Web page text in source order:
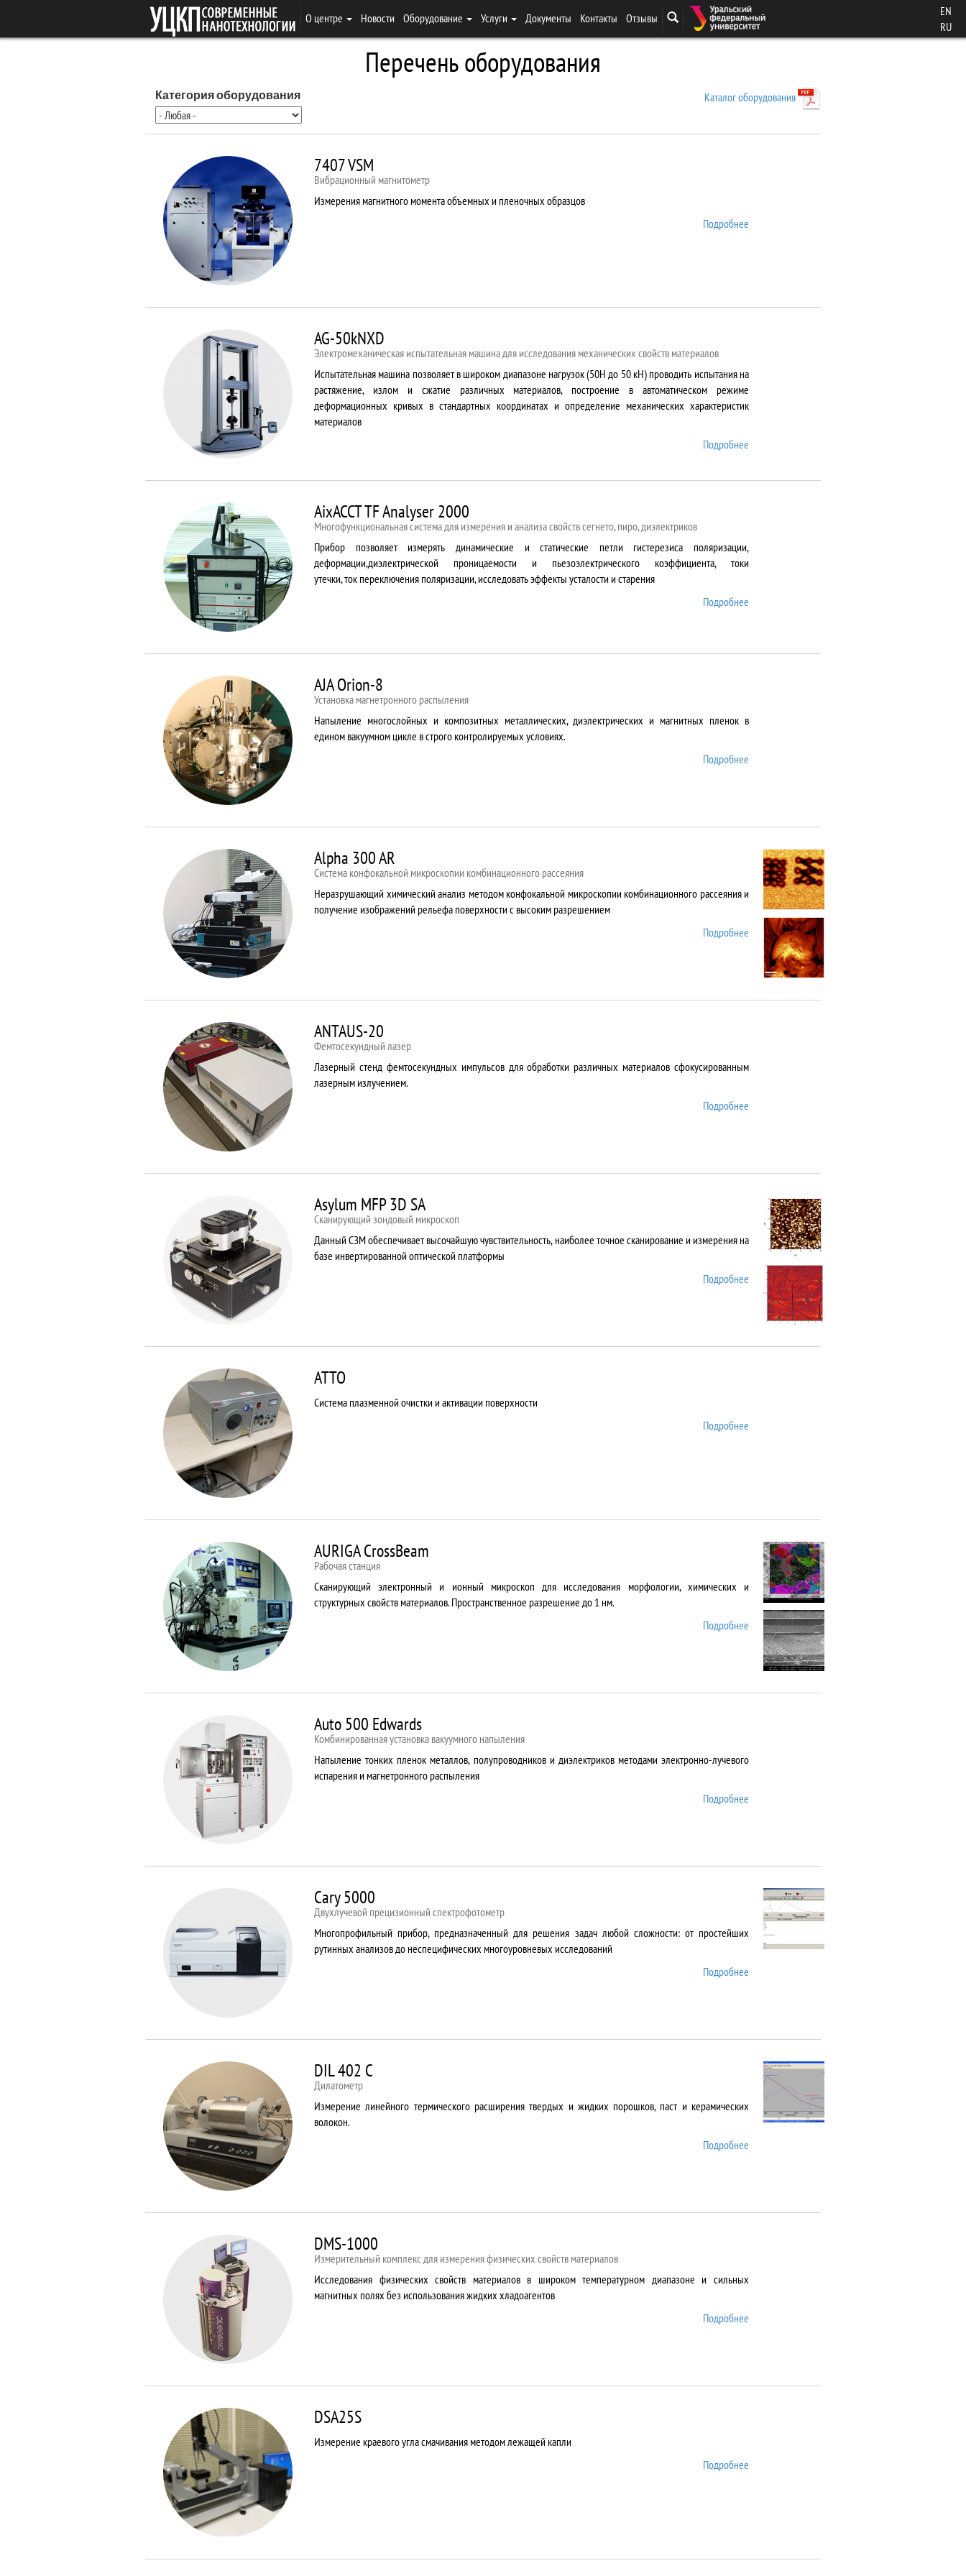
О центре Новости Оборудование Услуги Документы Контакты Отзывы
EN
RU
Перечень оборудования
Каталог оборудования
Категория оборудования
7407 VSM
Вибрационный магнитометр
Измерения магнитного момента объемных и пленочных образцов
Подробнее
AG-50kNXD
Электромеханическая испытательная машина для исследования механических свойств материалов
Испытательная машина позволяет в широком диапазоне нагрузок (50Н до 50 кН) проводить испытания на
растяжение, излом и сжатие различных материалов, построение в автоматическом режиме
деформационных кривых в стандартных координатах и определение механических характеристик
материалов
Подробнее
AixACCT TF Analyser 2000
Многофункциональная система для измерения и анализа свойств сегнето, пиро, диэлектриков
Прибор позволяет измерять динамические и статические петли гистерезиса поляризации,
деформации,диэлектрической проницаемости и пьезоэлектрического коэффициента, токи
утечки, ток переключения поляризации, исследовать эффекты усталости и старения
Подробнее
AJA Orion-8
Установка магнетронного распыления
Напыление многослойных и композитных металлических, диэлектрических и магнитных пленок в
едином вакуумном цикле в строго контролируемых условиях.
Подробнее
Alpha 300 AR
Система конфокальной микроскопии комбинационного рассеяния
Неразрушающий химический анализ методом конфокальной микроскопии комбинационного рассеяния и
получение изображений рельефа поверхности с высоким разрешением
Подробнее о Alpha 300 AR
ANTAUS-20
Фемтосекундный лазер
Лазерный стенд фемтосекундных импульсов для обработки различных материалов сфокусированным
лазерным излучением.
Подробнее
Asylum MFP 3D SA
Сканирующий зондовый микроскоп
Данный СЗМ обеспечивает высочайшую чувствительность, наиболее точное сканирование и измерения на
базе инвертированной оптической платформы
Подробнее о Asylum MFP 3D SA
ATTO
Система плазменной очистки и активации поверхности
Подробнее
AURIGA CrossBeam
Рабочая станция
Сканирующий электронный и ионный микроскоп для исследования морфологии, химических и
структурных свойств материалов. Пространственное разрешение до 1 нм.
Подробнее о AURIGA CrossBeam
Auto 500 Edwards
Комбинированная установка вакуумного напыления
Напыление тонких пленок металлов, полупроводников и диэлектриков методами электронно-лучевого
испарения и магнетронного распыления
Подробнее
Cary 5000
Двухлучевой прецизионный спектрофотометр
Многопрофильный прибор, предназначенный для решения задач любой сложности: от простейших
рутинных анализов до неспецифических многоуровневых исследований
Подробнее
DIL 402 C
Дилатометр
Измерение линейного термического расширения твердых и жидких порошков, паст и керамических
волокон.
Подробнее
DMS-1000
Измерительный комплекс для измерения физических свойств материалов
Исследования физических свойств материалов в широком температурном диапазоне и сильных
магнитных полях без использования жидких хладоагентов
Подробнее
DSA25S
Измерение краевого угла смачивания методом лежащей капли
Подробнее